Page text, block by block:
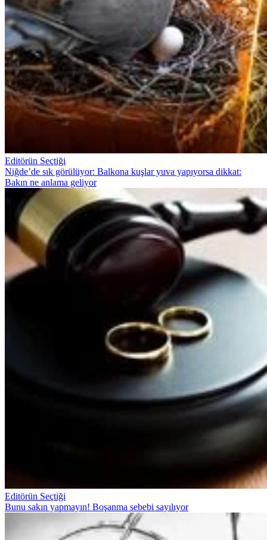
Editörün Seçtiği
Niğde’de sık görülüyor: Balkona kuşlar yuva yapıyorsa dikkat:
Bakın ne anlama geliyor
Editörün Seçtiği
Bunu sakın yapmayın! Boşanma sebebi sayılıyor